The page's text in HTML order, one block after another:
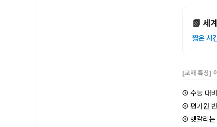
📗 세
짧은 시
[교재 특징]
① 수능 대
② 평가원
③ 헷갈리